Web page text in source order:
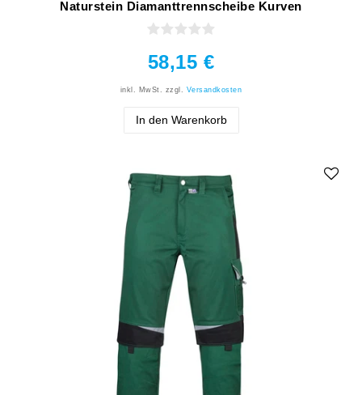
Naturstein Diamanttrennscheibe Kurven
58,15 €
inkl. MwSt. zzgl. Versandkosten
In den Warenkorb